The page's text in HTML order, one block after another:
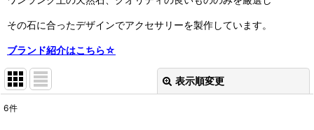
その石に合ったデザインでアクセサリーを製作しています。
ブランド紹介はこちら☆
表示順変更
6件